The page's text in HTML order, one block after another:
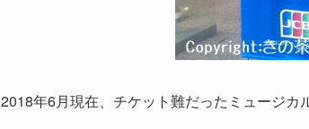
2018年6月現在、チケット難だったミュージカ